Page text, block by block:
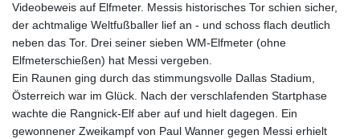
Videobeweis auf Elfmeter. Messis historisches Tor schien sicher,
der achtmalige Weltfußballer lief an - und schoss flach deutlich
neben das Tor. Drei seiner sieben WM-Elfmeter (ohne
Elfmeterschießen) hat Messi vergeben.
Ein Raunen ging durch das stimmungsvolle Dallas Stadium,
Österreich war im Glück. Nach der verschlafenden Startphase
wachte die Rangnick-Elf aber auf und hielt dagegen. Ein
gewonnener Zweikampf von Paul Wanner gegen Messi erhielt